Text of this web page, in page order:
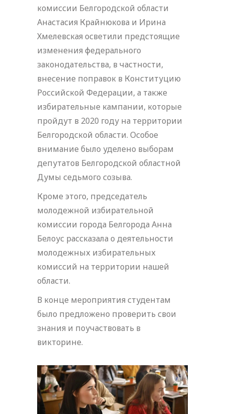
комиссии Белгородской области
Анастасия Крайнюкова и Ирина
Хмелевская осветили предстоящие
изменения федерального
законодательства, в частности,
внесение поправок в Конституцию
Российской Федерации, а также
избирательные кампании, которые
пройдут в 2020 году на территории
Белгородской области. Особое
внимание было уделено выборам
депутатов Белгородской областной
Думы седьмого созыва.
Кроме этого, председатель
молодежной избирательной
комиссии города Белгорода Анна
Белоус рассказала о деятельности
молодежных избирательных
комиссий на территории нашей
области.
В конце мероприятия студентам
было предложено проверить свои
знания и поучаствовать в
викторине.